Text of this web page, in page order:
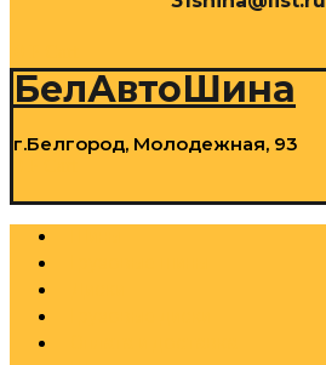
БелАвтоШина
г.Белгород, Молодежная, 93